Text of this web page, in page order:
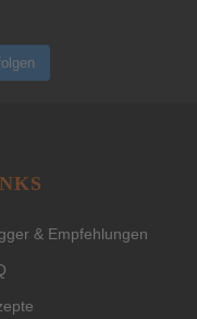
& Empfehlungen